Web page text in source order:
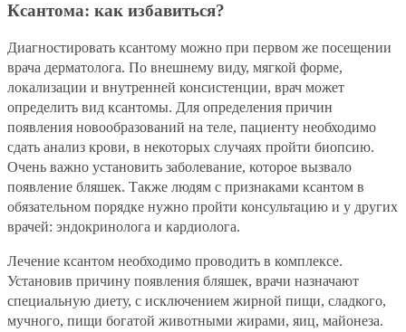
Ксантома: как избавиться?
Диагностировать ксантому можно при первом же посещении
врача дерматолога. По внешнему виду, мягкой форме,
локализации и внутренней консистенции, врач может
определить вид ксантомы. Для определения причин
появления новообразований на теле, пациенту необходимо
сдать анализ крови, в некоторых случаях пройти биопсию.
Очень важно установить заболевание, которое вызвало
появление бляшек. Также людям с признаками ксантом в
обязательном порядке нужно пройти консультацию и у других
врачей: эндокринолога и кардиолога.
Лечение ксантом необходимо проводить в комплексе.
Установив причину появления бляшек, врачи назначают
специальную диету, с исключением жирной пищи, сладкого,
мучного, пищи богатой животными жирами, яиц, майонеза.